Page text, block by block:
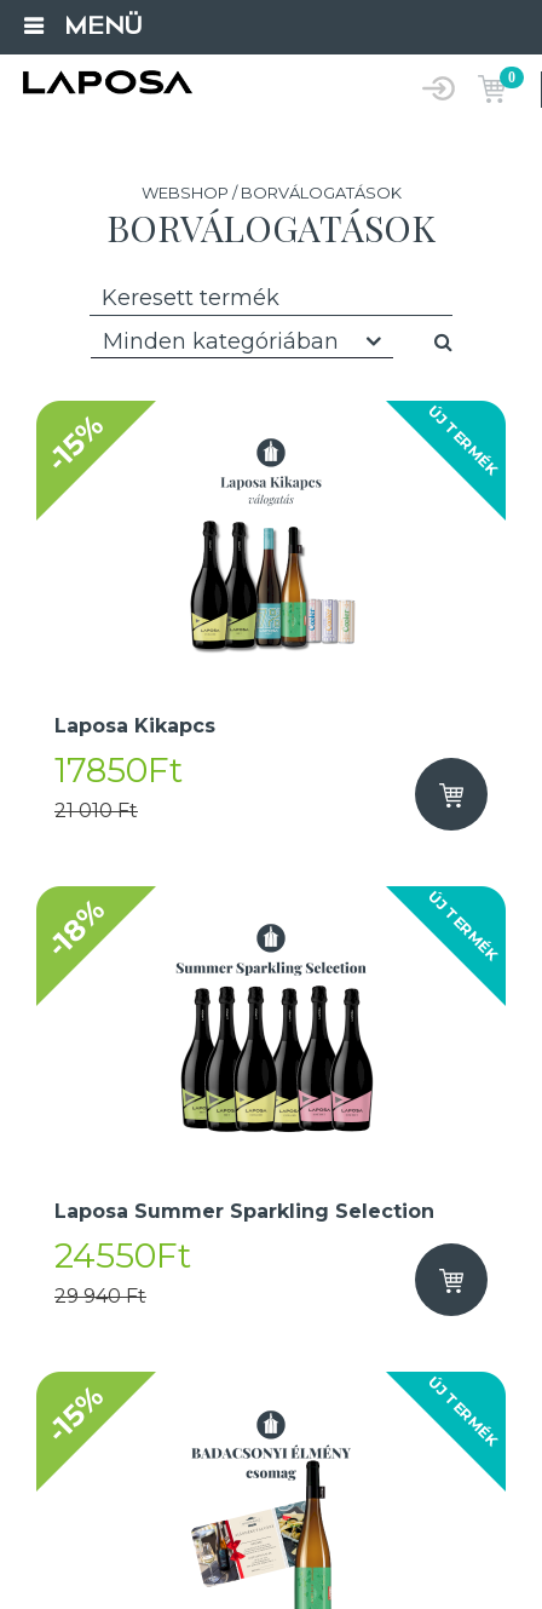
MENÜ
0
WEBSHOP / BORVÁLOGATÁSOK
BORVÁLOGATÁSOK
Minden kategóriában
ÚJ TERMÉK
-15%
Laposa Kikapcs
17850Ft
21 010 Ft
ÚJ TERMÉK
-18%
Laposa Summer Sparkling Selection
24550Ft
29 940 Ft
ÚJ TERMÉK
-15%